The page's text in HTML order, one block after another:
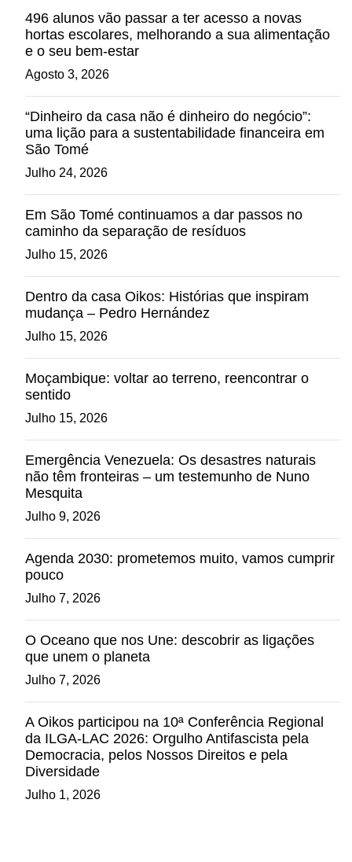
496 alunos vão passar a ter acesso a novas
hortas escolares, melhorando a sua alimentação
e o seu bem-estar
Agosto 3, 2026
“Dinheiro da casa não é dinheiro do negócio”:
uma lição para a sustentabilidade financeira em
São Tomé
Julho 24, 2026
Em São Tomé continuamos a dar passos no
caminho da separação de resíduos
Julho 15, 2026
Dentro da casa Oikos: Histórias que inspiram
mudança – Pedro Hernández
Julho 15, 2026
Moçambique: voltar ao terreno, reencontrar o
sentido
Julho 15, 2026
Emergência Venezuela: Os desastres naturais
não têm fronteiras – um testemunho de Nuno
Mesquita
Julho 9, 2026
Agenda 2030: prometemos muito, vamos cumprir
pouco
Julho 7, 2026
O Oceano que nos Une: descobrir as ligações
que unem o planeta
Julho 7, 2026
A Oikos participou na 10ª Conferência Regional
da ILGA-LAC 2026: Orgulho Antifascista pela
Democracia, pelos Nossos Direitos e pela
Diversidade
Julho 1, 2026